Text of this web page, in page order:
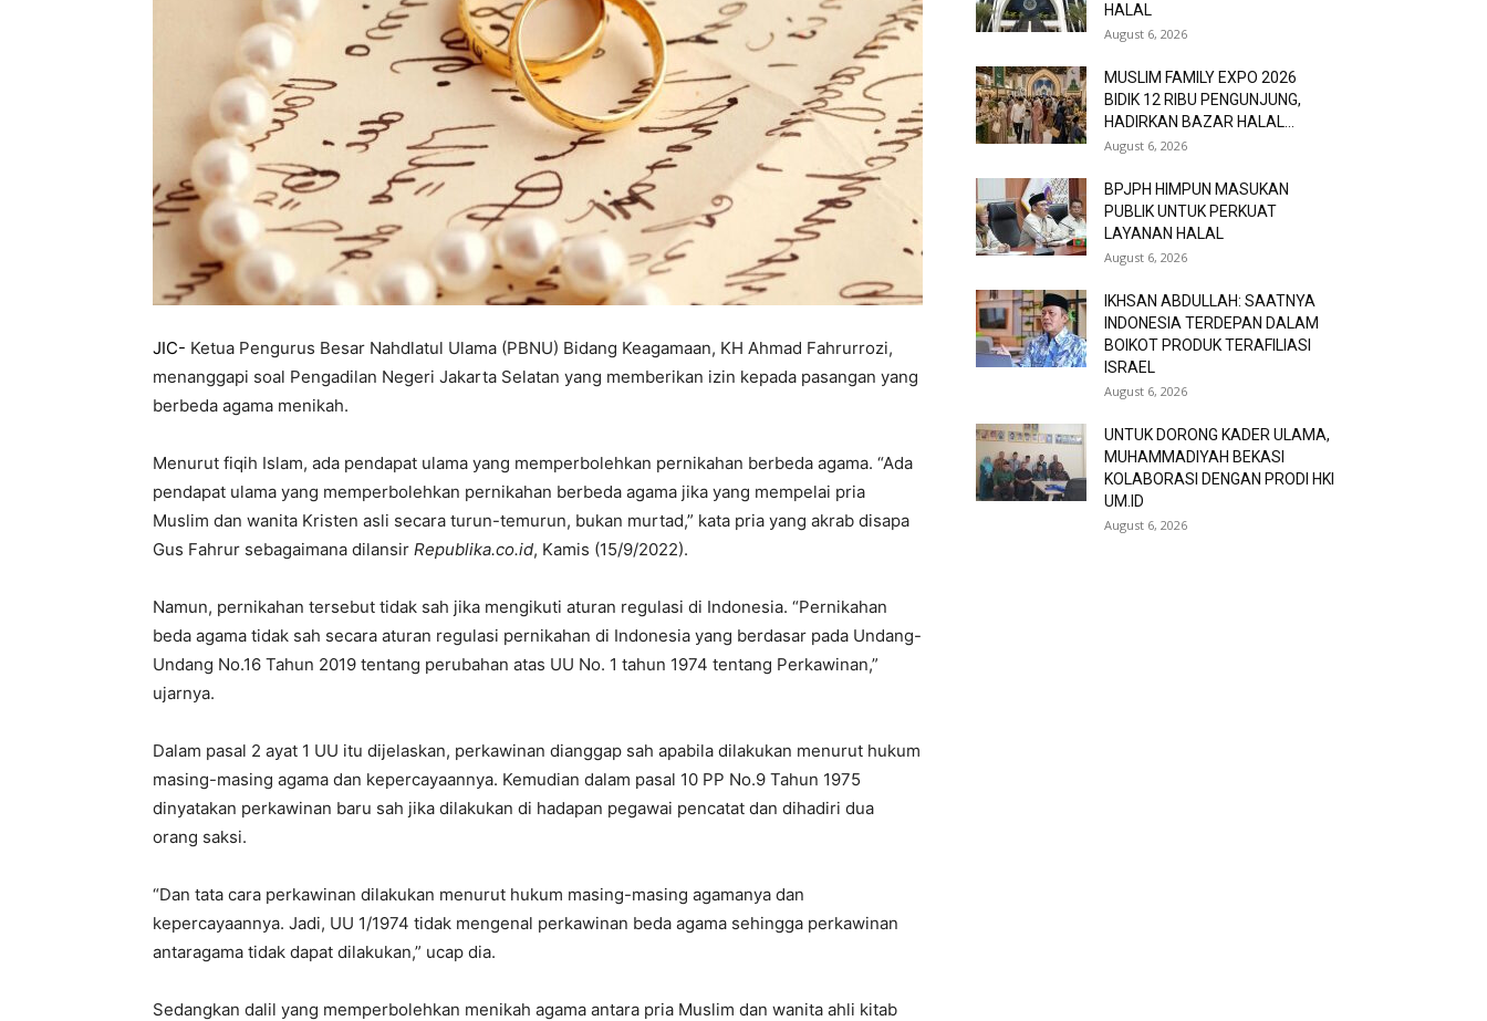
JIC- Ketua Pengurus Besar Nahdlatul Ulama (PBNU) Bidang Keagamaan, KH Ahmad Fahrurrozi,
menanggapi soal Pengadilan Negeri Jakarta Selatan yang memberikan izin kepada pasangan yang
berbeda agama menikah.
Menurut fiqih Islam, ada pendapat ulama yang memperbolehkan pernikahan berbeda agama. “Ada
pendapat ulama yang memperbolehkan pernikahan berbeda agama jika yang mempelai pria
Muslim dan wanita Kristen asli secara turun-temurun, bukan murtad,” kata pria yang akrab disapa
Gus Fahrur sebagaimana dilansir Republika.co.id, Kamis (15/9/2022).
Namun, pernikahan tersebut tidak sah jika mengikuti aturan regulasi di Indonesia. “Pernikahan
beda agama tidak sah secara aturan regulasi pernikahan di Indonesia yang berdasar pada Undang-
Undang No.16 Tahun 2019 tentang perubahan atas UU No. 1 tahun 1974 tentang Perkawinan,”
ujarnya.
Dalam pasal 2 ayat 1 UU itu dijelaskan, perkawinan dianggap sah apabila dilakukan menurut hukum
masing-masing agama dan kepercayaannya. Kemudian dalam pasal 10 PP No.9 Tahun 1975
dinyatakan perkawinan baru sah jika dilakukan di hadapan pegawai pencatat dan dihadiri dua
orang saksi.
“Dan tata cara perkawinan dilakukan menurut hukum masing-masing agamanya dan
kepercayaannya. Jadi, UU 1/1974 tidak mengenal perkawinan beda agama sehingga perkawinan
antaragama tidak dapat dilakukan,” ucap dia.
Sedangkan dalil yang memperbolehkan menikah agama antara pria Muslim dan wanita ahli kitab
HALAL
August 6, 2026
MUSLIM FAMILY EXPO 2026
BIDIK 12 RIBU PENGUNJUNG,
HADIRKAN BAZAR HALAL...
August 6, 2026
BPJPH HIMPUN MASUKAN
PUBLIK UNTUK PERKUAT
LAYANAN HALAL
August 6, 2026
IKHSAN ABDULLAH: SAATNYA
INDONESIA TERDEPAN DALAM
BOIKOT PRODUK TERAFILIASI
ISRAEL
August 6, 2026
UNTUK DORONG KADER ULAMA,
MUHAMMADIYAH BEKASI
KOLABORASI DENGAN PRODI HKI
UM.ID
August 6, 2026